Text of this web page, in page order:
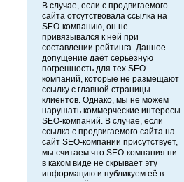
В случае, если с продвигаемого
сайта отсутствовала ссылка на
SEO-компанию, он не
привязывался к ней при
составлении рейтинга. Данное
допущение даёт серьёзную
погрешность для тех SEO-
компаний, которые не размещают
ссылку с главной страницы
клиентов. Однако, мы не можем
нарушать коммерческие интересы
SEO-компаний. В случае, если
ссылка с продвигаемого сайта на
сайт SEO-компании присутствует,
мы считаем что SEO-компания ни
в каком виде не скрывает эту
информацию и публикуем её в